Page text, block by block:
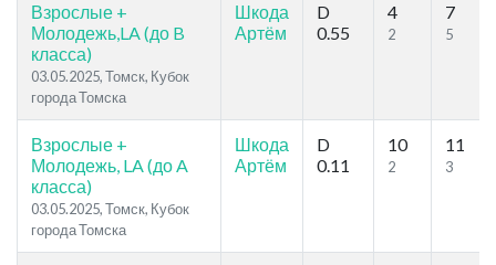
Взрослые +
Молодежь,LA (до B
класса)
03.05.2025, Томск, Кубок
города Томска
Шкода
Артём
D
0.55
4
2
7
5
Взрослые +
Молодежь, LA (до A
класса)
03.05.2025, Томск, Кубок
города Томска
Шкода
Артём
D
0.11
10
2
11
3